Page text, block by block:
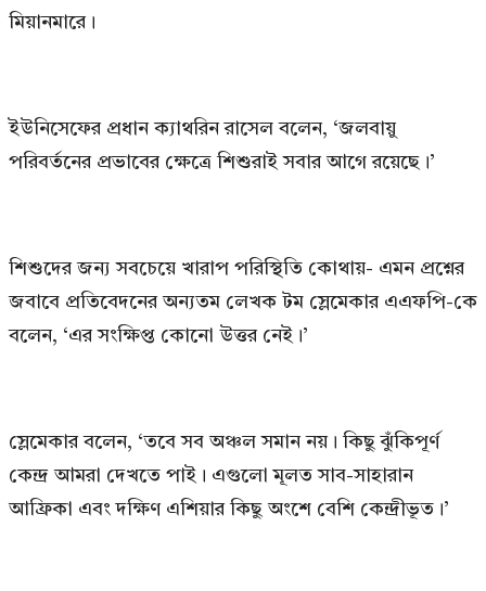
মিয়ানমারে।
ইউনিসেফের প্রধান ক্যাথরিন রাসেল বলেন, ‘জলবায়ু
পরিবর্তনের প্রভাবের ক্ষেত্রে শিশুরাই সবার আগে রয়েছে।’
শিশুদের জন্য সবচেয়ে খারাপ পরিস্থিতি কোথায়- এমন প্রশ্নের
জবাবে প্রতিবেদনের অন্যতম লেখক টম স্লেমেকার এএফপি-কে
বলেন, ‘এর সংক্ষিপ্ত কোনো উত্তর নেই।’
স্লেমেকার বলেন, ‘তবে সব অঞ্চল সমান নয়। কিছু ঝুঁকিপূর্ণ
কেন্দ্র আমরা দেখতে পাই। এগুলো মূলত সাব-সাহারান
আফ্রিকা এবং দক্ষিণ এশিয়ার কিছু অংশে বেশি কেন্দ্রীভূত।’